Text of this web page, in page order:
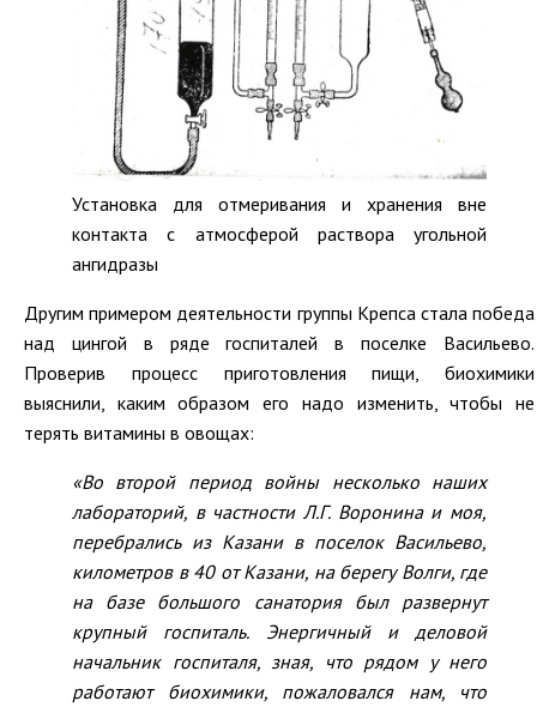
Установка для отмеривания и хранения вне
контакта с атмосферой раствора угольной
ангидразы
Другим примером деятельности группы Крепса стала победа
над цингой в ряде госпиталей в поселке Васильево.
Проверив процесс приготовления пищи, биохимики
выяснили, каким образом его надо изменить, чтобы не
терять витамины в овощах:
«Во второй период войны несколько наших
лабораторий, в частности Л.Г. Воронина и моя,
перебрались из Казани в поселок Васильево,
километров в 40 от Казани, на берегу Волги, где
на базе большого санатория был развернут
крупный госпиталь. Энергичный и деловой
начальник госпиталя, зная, что рядом у него
работают биохимики, пожаловался нам, что